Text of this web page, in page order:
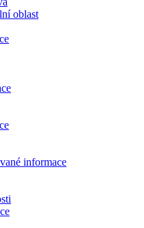
oblast
informace